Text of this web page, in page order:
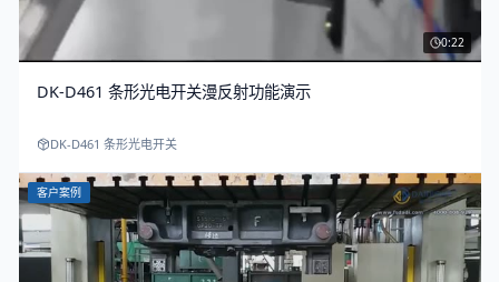
0:22
DK-D461 条形光电开关漫反射功能演示
DK-D461 条形光电开关
客户案例